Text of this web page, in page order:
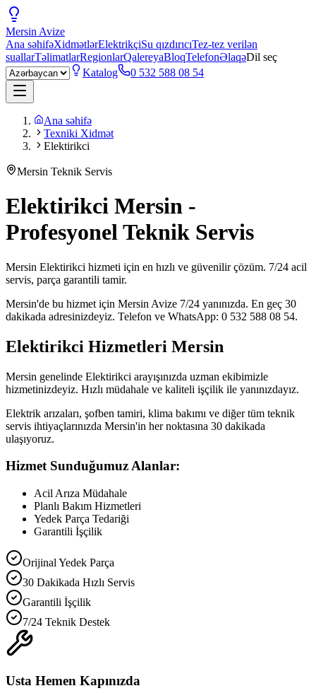
Mersin Avize
Ana səhifəXidmətlərElektrikçiSu qızdırıcıTez-tez verilən
suallarTəlimatlarRegionlarQalereyaBloqTelefonƏlaqəDil seç
Katalog
0 532 588 08 54
Ana səhifə
Texniki Xidmət
Elektirikci
Mersin Teknik Servis
Elektirikci Mersin -
Profesyonel Teknik Servis
Mersin Elektirikci hizmeti için en hızlı ve güvenilir çözüm. 7/24 acil
servis, parça garantili tamir.
Mersin'de bu hizmet için Mersin Avize 7/24 yanınızda. En geç 30
dakikada adresinizdeyiz. Telefon ve WhatsApp: 0 532 588 08 54.
Elektirikci Hizmetleri Mersin
Mersin genelinde Elektirikci arayışınızda uzman ekibimizle
hizmetinizdeyiz. Hızlı müdahale ve kaliteli işçilik ile yanınızdayız.
Elektrik arızaları, şofben tamiri, klima bakımı ve diğer tüm teknik
servis ihtiyaçlarınızda Mersin'in her noktasına 30 dakikada
ulaşıyoruz.
Hizmet Sunduğumuz Alanlar:
Acil Arıza Müdahale
Planlı Bakım Hizmetleri
Yedek Parça Tedariği
Garantili İşçilik
Orijinal Yedek Parça
30 Dakikada Hızlı Servis
Garantili İşçilik
7/24 Teknik Destek
Usta Hemen Kapınızda